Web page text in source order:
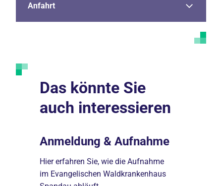
Anfahrt
Das könnte Sie
auch interessieren
Anmeldung & Aufnahme
Hier erfahren Sie, wie die Aufnahme
im Evangelischen Waldkrankenhaus